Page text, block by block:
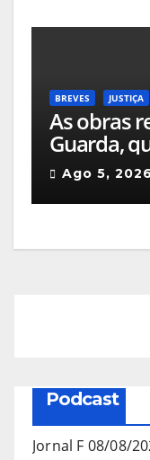
BREVES JUSTIÇA
As obras
Guarda,
em 2023,
Europeia
Ago 5, 2026
Podcast
Jornal F 08/08/